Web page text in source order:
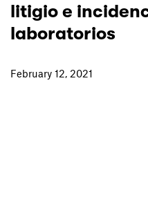
litigio e
laboratorios
February 12, 2021